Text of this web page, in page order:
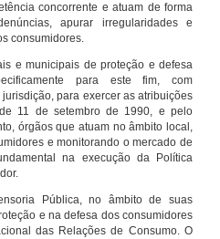
concorrente e atuam de forma
apurar irregularidades e
consumidores.
e municipais de proteção e defesa
para este fim, com
para exercer as atribuições
11 de setembro de 1990, e pelo
órgãos que atuam no âmbito local,
e monitorando o mercado de
na execução da Política
Pública, no âmbito de suas
e na defesa dos consumidores
das Relações de Consumo. O